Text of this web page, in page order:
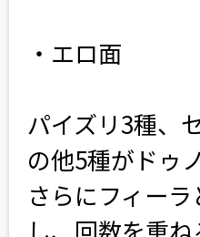
・エロ面
パイズリ3種、
の他5種がドゥ
さらにフィー